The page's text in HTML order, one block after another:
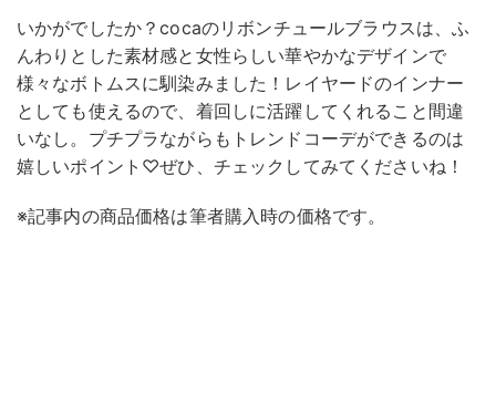
いかがでしたか？cocaのリボンチュールブラウスは、ふ
んわりとした素材感と女性らしい華やかなデザインで
様々なボトムスに馴染みました！レイヤードのインナー
としても使えるので、着回しに活躍してくれること間違
いなし。プチプラながらもトレンドコーデができるのは
嬉しいポイント♡ぜひ、チェックしてみてくださいね！
※記事内の商品価格は筆者購入時の価格です。